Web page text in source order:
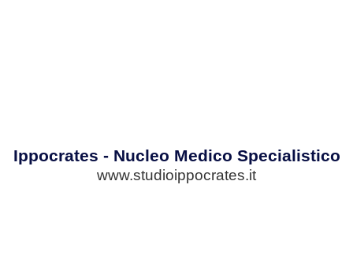
Ippocrates - Nucleo Medico Specialistico
www.studioippocrates.it